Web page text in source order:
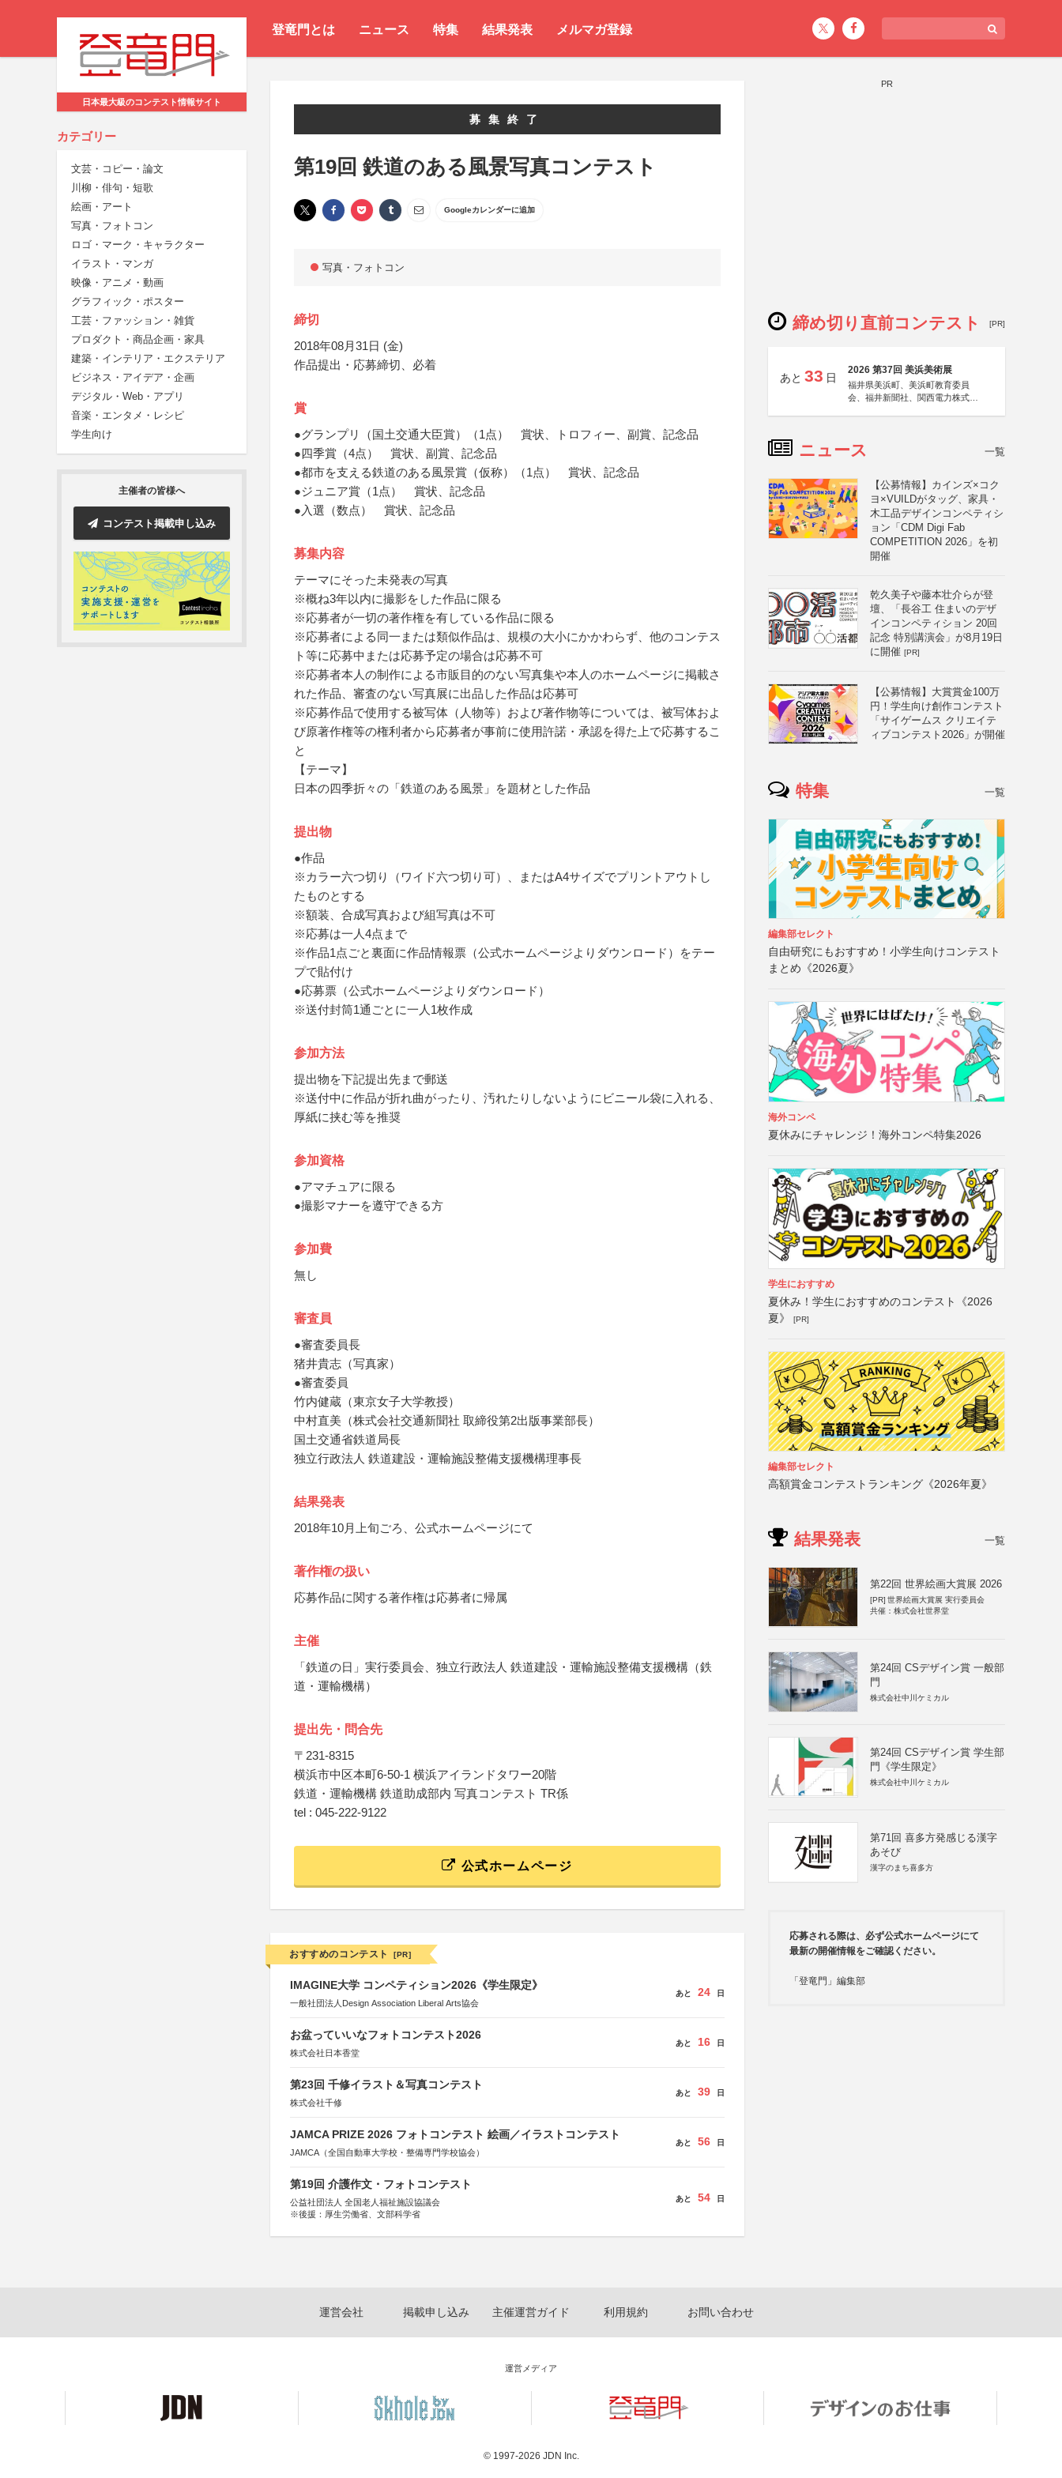
登竜門とは ニュース 特集 結果発表 メルマガ登録
日本最大級のコンテスト情報サイト
カテゴリー
文芸・コピー・論文
川柳・俳句・短歌
絵画・アート
写真・フォトコン
ロゴ・マーク・キャラクター
イラスト・マンガ
映像・アニメ・動画
グラフィック・ポスター
工芸・ファッション・雑貨
プロダクト・商品企画・家具
建築・インテリア・エクステリア
ビジネス・アイデア・企画
デジタル・Web・アプリ
音楽・エンタメ・レシピ
学生向け
主催者の皆様へ
コンテスト掲載申し込み
募集終了
第19回 鉄道のある風景写真コンテスト
Googleカレンダーに追加
写真・フォトコン
締切
2018年08月31日 (金)
作品提出・応募締切、必着
賞
●グランプリ（国土交通大臣賞）（1点） 賞状、トロフィー、副賞、記念品
●四季賞（4点） 賞状、副賞、記念品
●都市を支える鉄道のある風景賞（仮称）（1点） 賞状、記念品
●ジュニア賞（1点） 賞状、記念品
●入選（数点） 賞状、記念品
募集内容
テーマにそった未発表の写真
※概ね3年以内に撮影をした作品に限る
※応募者が一切の著作権を有している作品に限る
※応募者による同一または類似作品は、規模の大小にかかわらず、他のコンテス
ト等に応募中または応募予定の場合は応募不可
※応募者本人の制作による市販目的のない写真集や本人のホームページに掲載さ
れた作品、審査のない写真展に出品した作品は応募可
※応募作品で使用する被写体（人物等）および著作物等については、被写体およ
び原著作権等の権利者から応募者が事前に使用許諾・承認を得た上で応募するこ
と
【テーマ】
日本の四季折々の「鉄道のある風景」を題材とした作品
提出物
●作品
※カラー六つ切り（ワイド六つ切り可）、またはA4サイズでプリントアウトし
たものとする
※額装、合成写真および組写真は不可
※応募は一人4点まで
※作品1点ごと裏面に作品情報票（公式ホームページよりダウンロード）をテー
プで貼付け
●応募票（公式ホームページよりダウンロード）
※送付封筒1通ごとに一人1枚作成
参加方法
提出物を下記提出先まで郵送
※送付中に作品が折れ曲がったり、汚れたりしないようにビニール袋に入れる、
厚紙に挟む等を推奨
参加資格
●アマチュアに限る
●撮影マナーを遵守できる方
参加費
無し
審査員
●審査委員長
猪井貴志（写真家）
●審査委員
竹内健蔵（東京女子大学教授）
中村直美（株式会社交通新聞社 取締役第2出版事業部長）
国土交通省鉄道局長
独立行政法人 鉄道建設・運輸施設整備支援機構理事長
結果発表
2018年10月上旬ごろ、公式ホームページにて
著作権の扱い
応募作品に関する著作権は応募者に帰属
主催
「鉄道の日」実行委員会、独立行政法人 鉄道建設・運輸施設整備支援機構（鉄
道・運輸機構）
提出先・問合先
〒231-8315
横浜市中区本町6-50-1 横浜アイランドタワー20階
鉄道・運輸機構 鉄道助成部内 写真コンテスト TR係
tel : 045-222-9122
公式ホームページ
おすすめのコンテスト [PR]
IMAGINE大学 コンペティション2026《学生限定》
一般社団法人Design Association Liberal Arts協会
あと 24 日
お盆っていいなフォトコンテスト2026
株式会社日本香堂
あと 16 日
第23回 千修イラスト＆写真コンテスト
株式会社千修
あと 39 日
JAMCA PRIZE 2026 フォトコンテスト 絵画／イラストコンテスト
JAMCA（全国自動車大学校・整備専門学校協会）
あと 56 日
第19回 介護作文・フォトコンテスト
公益社団法人 全国老人福祉施設協議会
※後援：厚生労働省、文部科学省
あと 54 日
PR
締め切り直前コンテスト [PR]
あと 33 日
2026 第37回 美浜美術展
福井県美浜町、美浜町教育委員
会、福井新聞社、関西電力株式会
ニュース 一覧
【公募情報】カインズ×コク
ヨ×VUILDがタッグ、家具・
木工品デザインコンペティシ
ョン「CDM Digi Fab
COMPETITION 2026」を初
開催
乾久美子や藤本壮介らが登
壇、「長谷工 住まいのデザ
インコンペティション 20回
記念 特別講演会」が8月19日
に開催 [PR]
【公募情報】大賞賞金100万
円！学生向け創作コンテスト
「サイゲームス クリエイテ
ィブコンテスト2026」が開催
特集 一覧
編集部セレクト
自由研究にもおすすめ！小学生向けコンテスト
まとめ《2026夏》
海外コンペ
夏休みにチャレンジ！海外コンペ特集2026
学生におすすめ
夏休み！学生におすすめのコンテスト《2026
夏》
[PR]
編集部セレクト
高額賞金コンテストランキング《2026年夏》
結果発表 一覧
第22回 世界絵画大賞展 2026
[PR] 世界絵画大賞展 実行委員会
共催：株式会社世界堂
第24回 CSデザイン賞 一般部
門
株式会社中川ケミカル
第24回 CSデザイン賞 学生部
門《学生限定》
株式会社中川ケミカル
第71回 喜多方発感じる漢字
あそび
漢字のまち喜多方
応募される際は、必ず公式ホームページにて
最新の開催情報をご確認ください。
「登竜門」編集部
運営会社 掲載申し込み 主催運営ガイド 利用規約 お問い合わせ
運営メディア
© 1997-2026 JDN Inc.